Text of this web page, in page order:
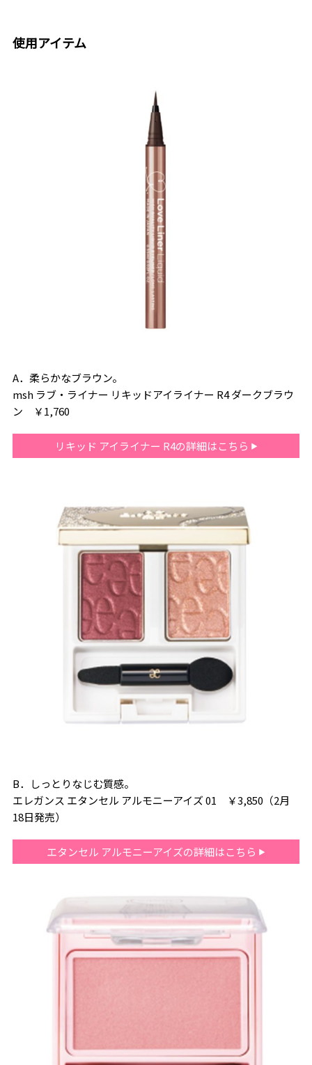
使用アイテム
A．柔らかなブラウン。
msh ラブ・ライナー リキッドアイライナー R4 ダークブラウ
ン ￥1,760
リキッド アイライナー R4の詳細はこちら
B．しっとりなじむ質感。
エレガンス エタンセル アルモニーアイズ 01 ￥3,850（2月
18日発売）
エタンセル アルモニーアイズの詳細はこちら